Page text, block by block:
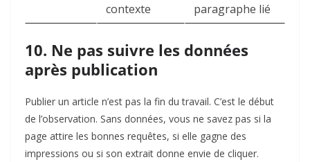
contexte
paragraphe lié
10. Ne pas suivre les données
après publication
Publier un article n’est pas la fin du travail. C’est le début
de l’observation. Sans données, vous ne savez pas si la
page attire les bonnes requêtes, si elle gagne des
impressions ou si son extrait donne envie de cliquer.